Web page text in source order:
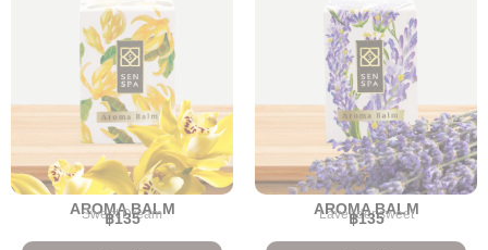
AROMA BALM
Sweet Dream
฿135
AROMA BALM
Lavender sweet
฿135